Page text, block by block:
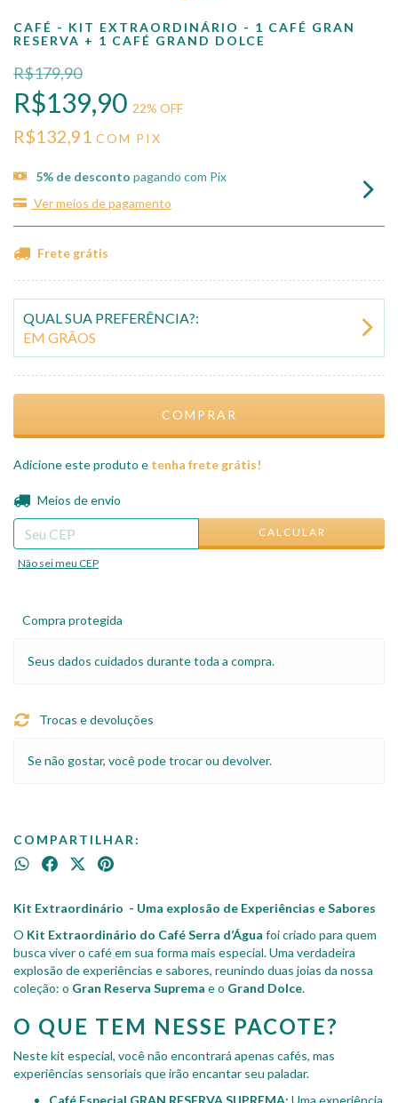
CAFÉ - KIT EXTRAORDINÁRIO - 1 CAFÉ GRAN
RESERVA + 1 CAFÉ GRAND DOLCE
R$179,90
R$139,90 22% OFF
R$132,91 COM PIX
5% de desconto pagando com Pix
Ver meios de pagamento
Frete grátis
QUAL SUA PREFERÊNCIA?:
EM GRÃOS
Adicione este produto e tenha frete grátis!
Entregas para o CEP:
Meios de envio
CALCULAR
Não sei meu CEP
Compra protegida
Seus dados cuidados durante toda a compra.
Trocas e devoluções
Se não gostar, você pode trocar ou devolver.
COMPARTILHAR:
Kit Extraordinário - Uma explosão de Experiências e Sabores
O Kit Extraordinário do Café Serra d’Água foi criado para quem
busca viver o café em sua forma mais especial. Uma verdadeira
explosão de experiências e sabores, reunindo duas joias da nossa
coleção: o Gran Reserva Suprema e o Grand Dolce.
O QUE TEM NESSE PACOTE?
Neste kit especial, você não encontrará apenas cafés, mas
experiências sensoriais que irão encantar seu paladar.
Café Especial GRAN RESERVA SUPREMA: Uma experiência